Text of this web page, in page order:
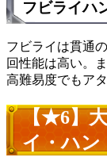
フビライハ
フビライは貫通
回性能は高い。
高難易度でもア
【★6】
イ・ハン